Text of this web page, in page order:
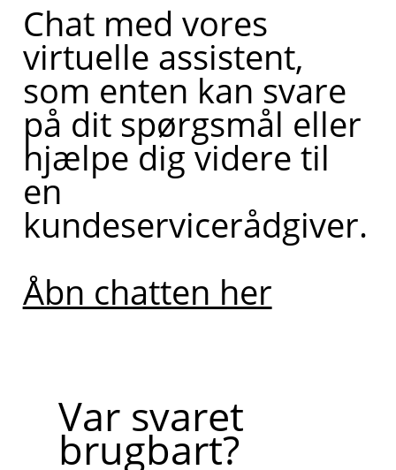
Chat med vores
virtuelle assistent,
som enten kan svare
på dit spørgsmål eller
hjælpe dig videre til
en
kundeservicerådgiver.
Åbn chatten her
Var svaret
brugbart?